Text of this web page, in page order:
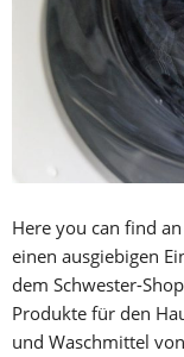
Here you can find
einen ausgiebigen
dem Schwester-
Produkte für den
und Waschmittel